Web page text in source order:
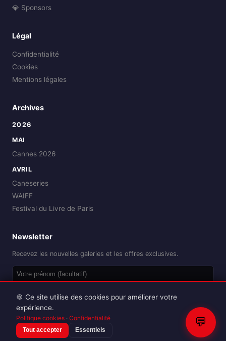
💎 Sponsors
Légal
Confidentialité
Cookies
Mentions légales
Archives
2026
MAI
Cannes 2026
AVRIL
Caneseries
WAIFF
Festival du Livre de Paris
Newsletter
Recevez les nouvelles galeries et les offres exclusives.
Reproduction interdite sans autorisation.
💬
🍪 Ce site utilise des cookies pour améliorer votre
expérience.
Politique cookies · Confidentialité
Tout accepter Essentiels